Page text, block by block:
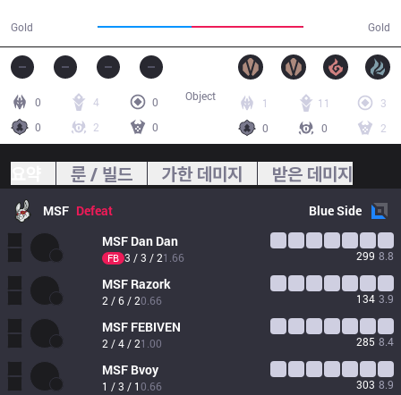
Gold Gold
0 4
0
0
2 0
1 11
3
0
0 2
Object
룬 / 빌드 가한 데미지 받은 데미지
MSF Defeat BlueSide
MSF Dan Dan
FB 3 / 3 / 21.66 299 8.8
MSF Razork
2 / 6 / 20.66 134 3.9
MSF FEBIVEN
2 / 4 / 21.00 285 8.4
MSF Bvoy
1 / 3 / 10.66 303 8.9